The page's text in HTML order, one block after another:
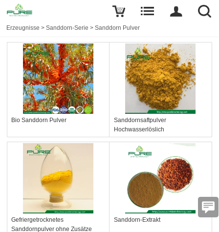
Erzeugnisse >Sanddorn-Serie >Sanddorn Pulver
Bio Sanddorn Pulver
Sanddornsaftpulver
Hochwasserlöslich
Gefriergetrocknetes
Sanddornpulver ohne Zusätze
Sanddorn-Extrakt